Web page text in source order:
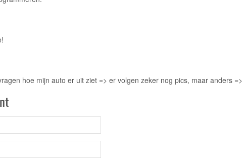
hoe mijn auto er uit ziet => er volgen zeker nog pics, maar anders =>